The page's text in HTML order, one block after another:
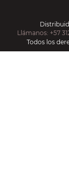
Llámanos: +57
Todos los